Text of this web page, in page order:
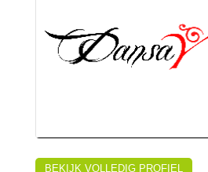
BEKIJK VOLLEDIG PROFIEL